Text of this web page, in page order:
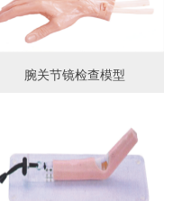
腕关节镜检查模型